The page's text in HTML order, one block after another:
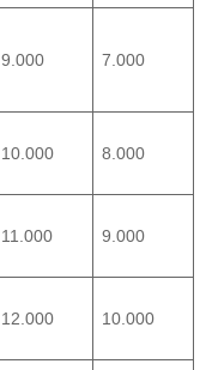
9.000 7.000
10.000 8.000
11.000 9.000
12.000 10.000